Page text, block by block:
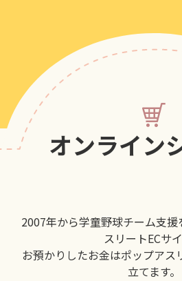
オンライン
2007年から学童野球チーム支
スリートECサ
お預かりしたお金はポップアス
立てます。